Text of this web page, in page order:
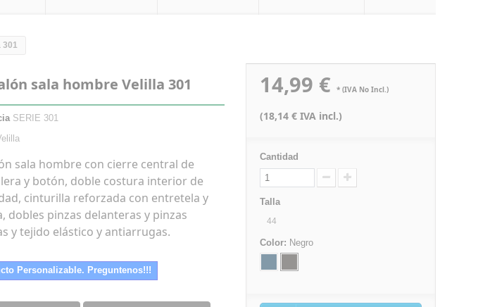
301
sala hombre Velilla 301
SERIE 301
sala hombre con cierre central de
y botón, doble costura interior de
cinturilla reforzada con entretela y
dobles pinzas delanteras y pinzas
y tejido elástico y antiarrugas.
Personalizable. Preguntenos!!!
14,99 € * (IVA No Incl.)
(18,14 € IVA incl.)
Cantidad
Talla
44
Color: Negro